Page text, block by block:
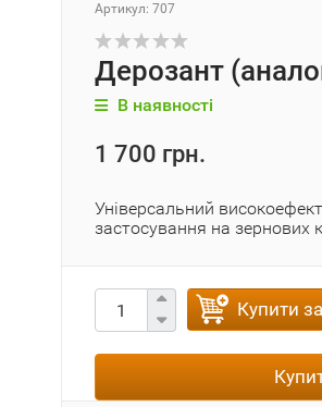
Артикул: 707
Дерозант
В наявності
1 700 грн.
Універсальний
застосування на зернових
Купити